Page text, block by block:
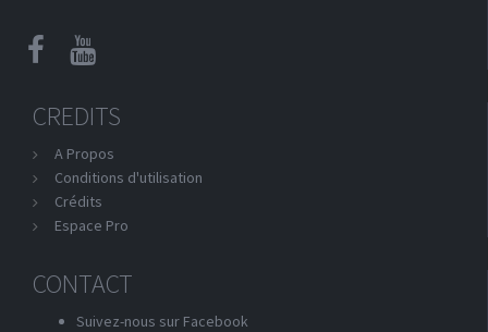
CREDITS
A Propos
Conditions d'utilisation
Crédits
Espace Pro
CONTACT
Suivez-nous sur Facebook